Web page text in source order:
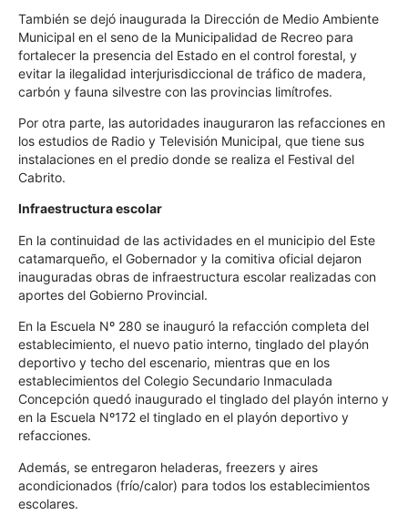
También se dejó inaugurada la Dirección de Medio Ambiente
Municipal en el seno de la Municipalidad de Recreo para
fortalecer la presencia del Estado en el control forestal, y
evitar la ilegalidad interjurisdiccional de tráfico de madera,
carbón y fauna silvestre con las provincias limítrofes.
Por otra parte, las autoridades inauguraron las refacciones en
los estudios de Radio y Televisión Municipal, que tiene sus
instalaciones en el predio donde se realiza el Festival del
Cabrito.
Infraestructura escolar
En la continuidad de las actividades en el municipio del Este
catamarqueño, el Gobernador y la comitiva oficial dejaron
inauguradas obras de infraestructura escolar realizadas con
aportes del Gobierno Provincial.
En la Escuela Nº 280 se inauguró la refacción completa del
establecimiento, el nuevo patio interno, tinglado del playón
deportivo y techo del escenario, mientras que en los
establecimientos del Colegio Secundario Inmaculada
Concepción quedó inaugurado el tinglado del playón interno y
en la Escuela Nº172 el tinglado en el playón deportivo y
refacciones.
Además, se entregaron heladeras, freezers y aires
acondicionados (frío/calor) para todos los establecimientos
escolares.